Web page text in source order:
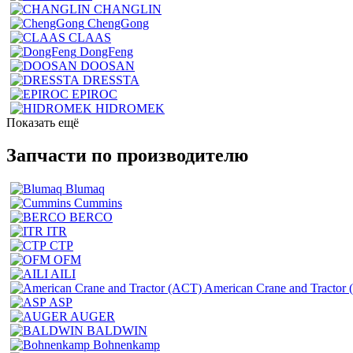
CHANGLIN
ChengGong
CLAAS
DongFeng
DOOSAN
DRESSTA
EPIROC
HIDROMEK
Показать ещё
Запчасти по производителю
Blumaq
Cummins
BERCO
ITR
CTP
OFM
AILI
American Crane and Tractor
ASP
AUGER
BALDWIN
Bohnenkamp